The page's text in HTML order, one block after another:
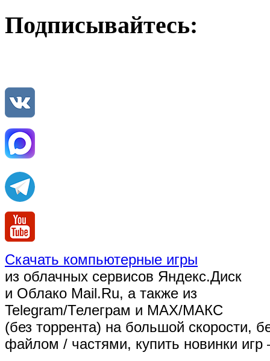
Подписывайтесь:
Скачать компьютерные игры
из облачных сервисов Яндекс.Диск
и Облако Mail.Ru, а также из
Telegram/Телеграм и MAX/МАКС
(без торрента) на большой скорости,
файлом / частями, купить новинки